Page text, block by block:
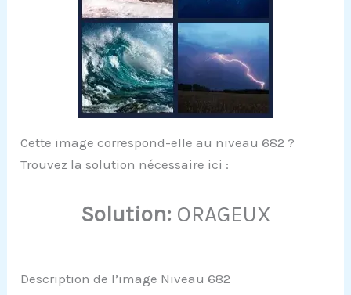
Cette image correspond-elle au niveau 682 ?
Trouvez la solution nécessaire ici :
Solution: ORAGEUX
Description de l’image Niveau 682